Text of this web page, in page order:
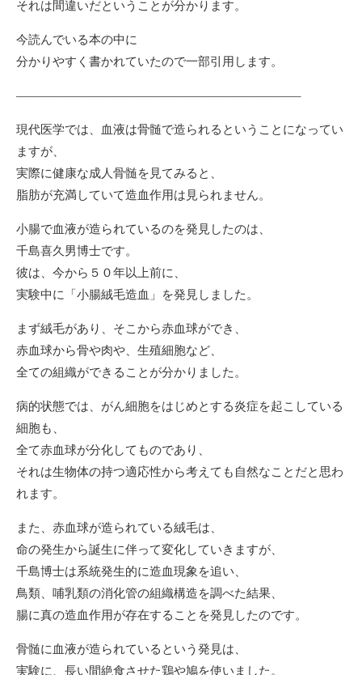
それは間違いだということが分かります。
今読んでいる本の中に
分かりやすく書かれていたので一部引用します。
———————————————————————–
現代医学では、血液は骨髄で造られるということになってい
ますが、
実際に健康な成人骨髄を見てみると、
脂肪が充満していて造血作用は見られません。
小腸で血液が造られているのを発見したのは、
千島喜久男博士です。
彼は、今から５０年以上前に、
実験中に「小腸絨毛造血」を発見しました。
まず絨毛があり、そこから赤血球ができ、
赤血球から骨や肉や、生殖細胞など、
全ての組織ができることが分かりました。
病的状態では、がん細胞をはじめとする炎症を起こしている
細胞も、
全て赤血球が分化してものであり、
それは生物体の持つ適応性から考えても自然なことだと思わ
れます。
また、赤血球が造られている絨毛は、
命の発生から誕生に伴って変化していきますが、
千島博士は系統発生的に造血現象を追い、
鳥類、哺乳類の消化管の組織構造を調べた結果、
腸に真の造血作用が存在することを発見したのです。
骨髄に血液が造られているという発見は、
実験に、長い間絶食させた鶏や鳩を使いました。